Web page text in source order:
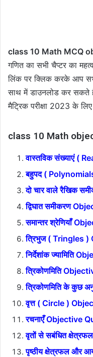
class 10 Math MCQ
गणित का सभी चैप्टर का
लिंक पर क्लिक करके आप
साथ में डाउनलोड कर
मैट्रिक परीक्षा 2023 के लिए
class 10 Math
वास्तविक संख्याएं (
बहुपद (
दो चार वाले रैखिक
द्विघात समीकरण
समान्तर श्रेणियाँ
त्रिभुज ( Tringles
निर्देशांक ज्यामिति
त्रिकोणमिति
त्रिकोणमिति के कुछ
वृत्त ( Circle )
रचनाएँ Objective
वृतों से सबंधित
पृष्ठीय क्षेत्रफल और